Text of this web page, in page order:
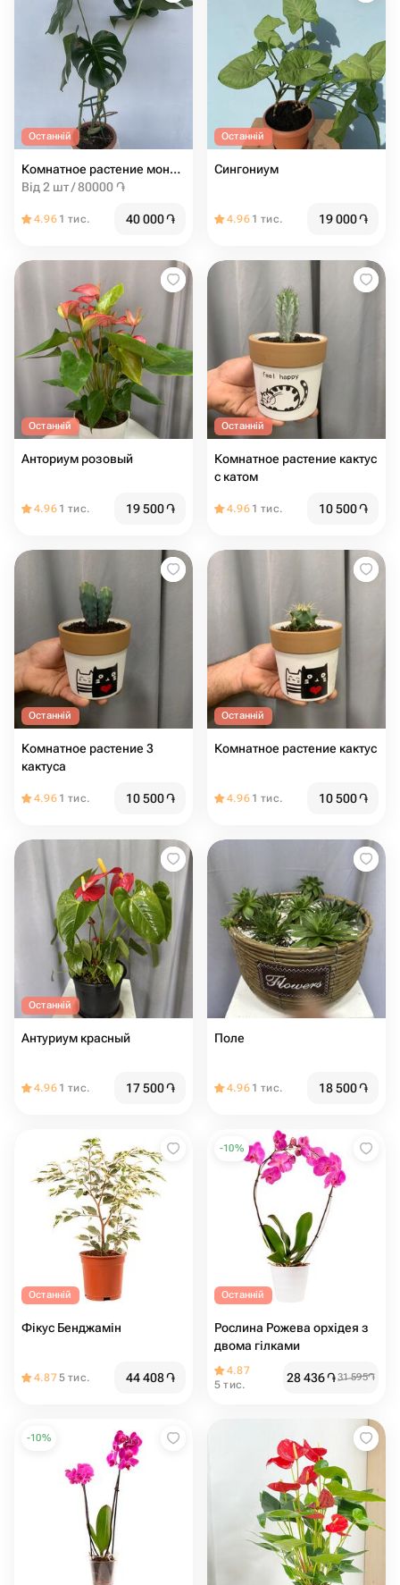
Останній
Комнатное растение монстера
Від 2 шт / 80000 ֏
4.96 1 тис. 40 000֏
Останній
Сингониум
4.96 1 тис. 19 000֏
Останній
Анториум розовый
4.96 1 тис. 19 500֏
Останній
Комнатное растение кактус
с катом
4.96 1 тис. 10 500֏
Останній
Комнатное растение 3
кактуса
4.96 1 тис. 10 500֏
Останній
Комнатное растение кактус
4.96 1 тис. 10 500֏
Останній
Антуриум красный
4.96 1 тис. 17 500֏
Поле
4.96 1 тис. 18 500֏
Останній
Фікус Бенджамін
4.875 тис. 44 408֏
-10%
Останній
Рослина Рожева орхідея з
двома гілками
4.87
5 тис.
28 436֏31 595֏
-10%